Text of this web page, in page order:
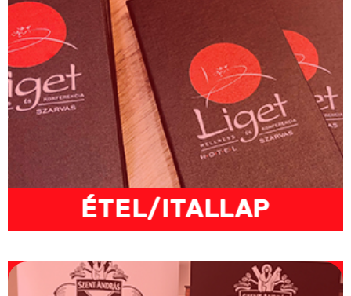
ÉTEL/ITALLAP